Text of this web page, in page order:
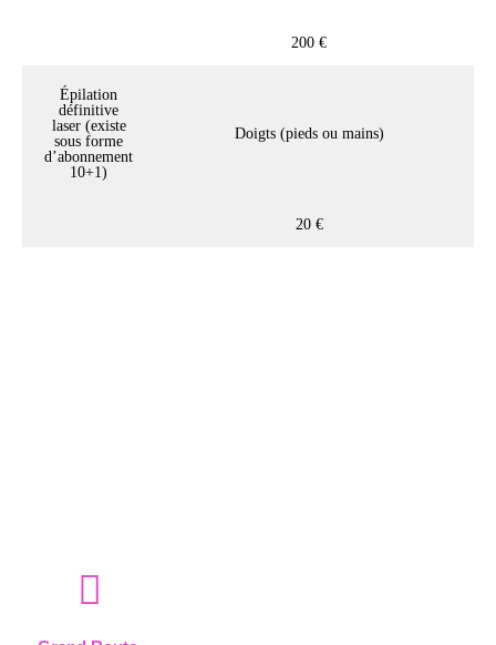
200 €
Épilation
définitive
laser (existe
sous forme
d’abonnement
10+1)
Doigts (pieds ou mains)
20 €